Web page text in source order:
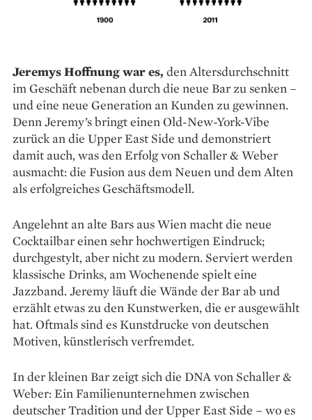
Jeremys Hoffnung war es, den Altersdurchschnitt
im Geschäft nebenan durch die neue Bar zu senken –
und eine neue Generation an Kunden zu gewinnen.
Denn Jeremy’s bringt einen Old-New-York-Vibe
zurück an die Upper East Side und demonstriert
damit auch, was den Erfolg von Schaller & Weber
ausmacht: die Fusion aus dem Neuen und dem Alten
als erfolgreiches Geschäfts­modell.
Angelehnt an alte Bars aus Wien macht die neue
Cocktailbar einen sehr hochwertigen Eindruck;
durchgestylt, aber nicht zu modern. Serviert werden
klassische Drinks, am Wochenende spielt eine
Jazzband. Jeremy läuft die Wände der Bar ab und
erzählt etwas zu den Kunstwerken, die er ausgewählt
hat. Oftmals sind es Kunstdrucke von deutschen
Motiven, künst­lerisch verfremdet.
In der kleinen Bar zeigt sich die DNA von Schaller &
Weber: Ein Familienunternehmen zwischen
deutscher Tradition und der Upper East Side – wo es